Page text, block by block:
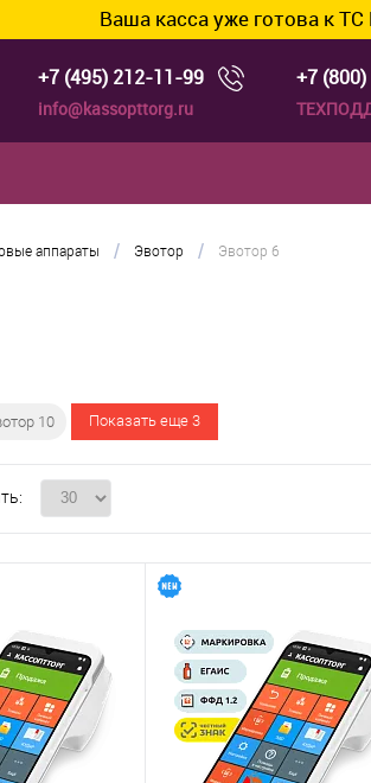
Ваша касса уже готова к ТС
+7 (495) 212-11-99
info@kassopttorg.ru
+7
аппараты / Эвотор / Эвотор 6
10 Показать еще 3